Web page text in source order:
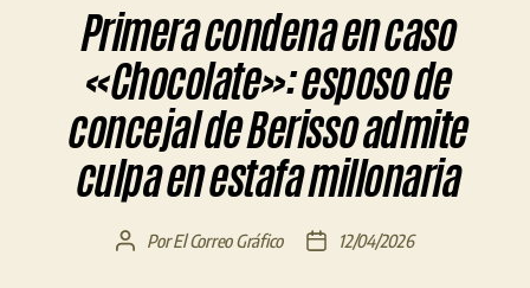
Primera condena en caso
«Chocolate»: esposo de
concejal de Berisso admite
culpa en estafa millonaria
AutorPorEl Correo Gráfico
Fecha12/04/2026